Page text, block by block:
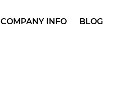
COMPANY INFO BLOG